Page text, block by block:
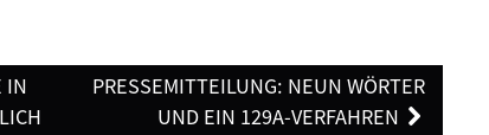
IN
PRESSEMITTEILUNG: NEUN WÖRTER
UND EIN 129A-VERFAHREN